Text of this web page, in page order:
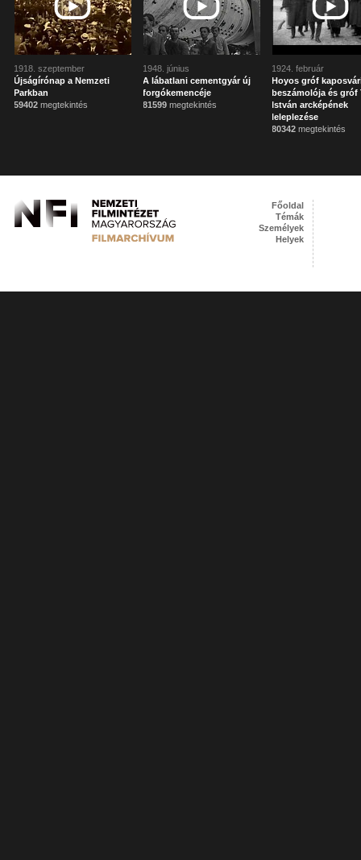
1918. szeptember
Újságírónap a Nemzeti
Parkban
59402 megtekintés
1948. június
A lábatlani cementgyár új
forgókemencéje
81599 megtekintés
1924. február
Hoyos gróf
beszámolója és gróf
István arcképének
leleplezése
80342 megtekintés
Főoldal
Témák
Személyek
Helyek